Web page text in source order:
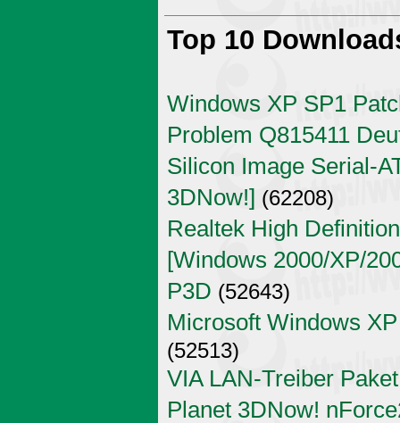
Top 10
Windows XP SP1
Problem Q815411
Silicon Image Serial-
3DNow!] (62208)
Realtek High
[Windows 2000/XP/
P3D (52643)
Microsoft Windows
(52513)
VIA LAN-Treiber
Planet 3DNow!